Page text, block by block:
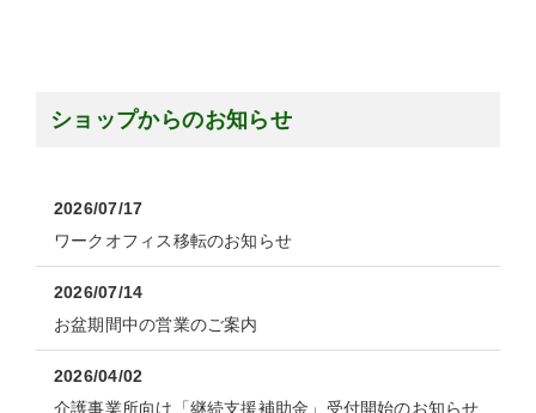
ショップからのお知らせ
2026/07/17
ワークオフィス移転のお知らせ
2026/07/14
お盆期間中の営業のご案内
2026/04/02
介護事業所向け「継続支援補助金」受付開始のお知らせ